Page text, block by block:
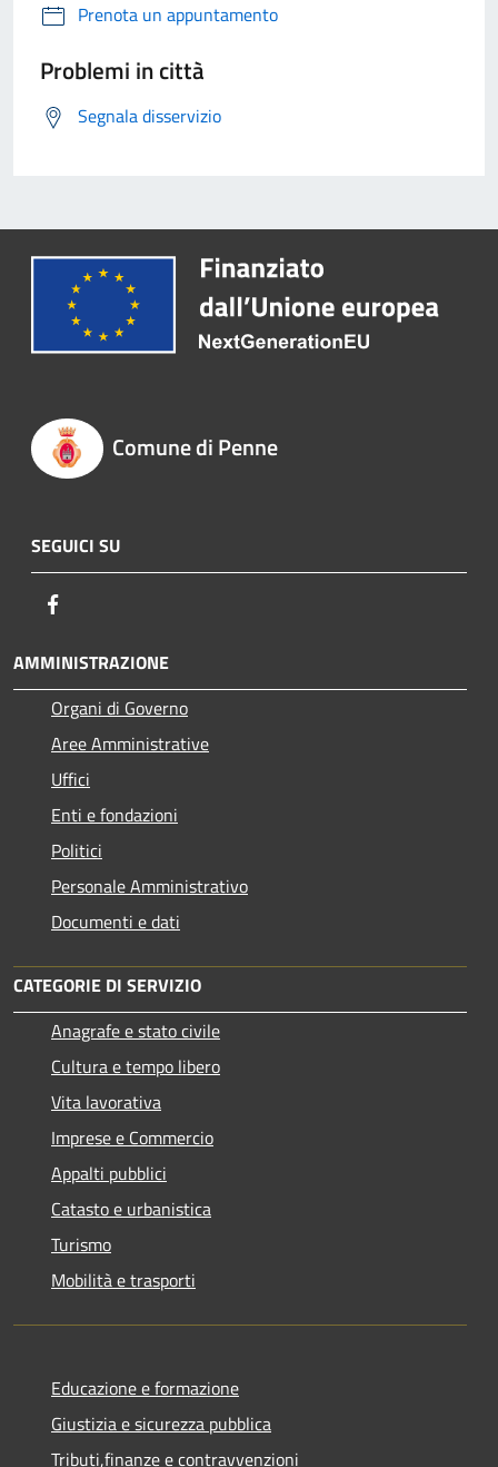
Prenota un appuntamento
Problemi in città
Segnala disservizio
Comune di Penne
SEGUICI SU
AMMINISTRAZIONE
Organi di Governo
Aree Amministrative
Uffici
Enti e fondazioni
Politici
Personale Amministrativo
Documenti e dati
CATEGORIE DI SERVIZIO
Anagrafe e stato civile
Cultura e tempo libero
Vita lavorativa
Imprese e Commercio
Appalti pubblici
Catasto e urbanistica
Turismo
Mobilità e trasporti
Educazione e formazione
Giustizia e sicurezza pubblica
Tributi,finanze e contravvenzioni